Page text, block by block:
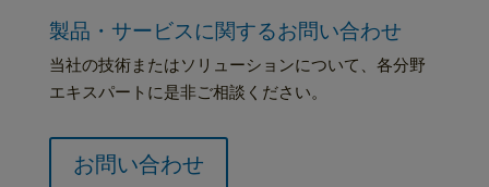
製品・サービスに関するお問い合わせ
当社の技術またはソリューションについて、各分野
エキスパートに是非ご相談ください。
お問い合わせ